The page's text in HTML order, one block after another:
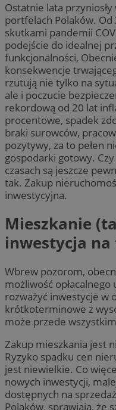
Ostatnie lata
portfelach Polaków.
skutkami pandemii
podejście do idealnej
funkcjonalności,
konsekwencje
rzutują nie tylko na
ale i poczucie
rekordową od 20 lat
procentowe, spadek
braki surowców,
pozytywy, za to pełen
gospodarki gotowy.
czasach są jeszcze
tak. Zakup
inwestycyjna.
Mieszkanie
inwestycja
Wbrew pozorom,
możliwość
rozważyć inwestycje w
krótkoterminowe z
może przede
Zakup mieszkania jest
Ryzyko spadku cen
jest niewielkie. Co
nowych inwestycji,
dostępnych na
Polaków, sprawiają, że